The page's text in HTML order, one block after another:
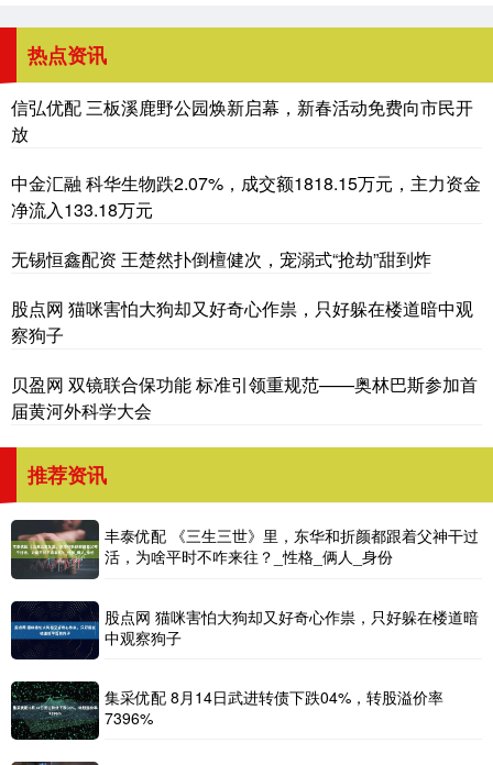
热点资讯
信弘优配 三板溪鹿野公园焕新启幕，新春活动免费向市民开
放
中金汇融 科华生物跌2.07%，成交额1818.15万元，主力资金
净流入133.18万元
无锡恒鑫配资 王楚然扑倒檀健次，宠溺式“抢劫”甜到炸
股点网 猫咪害怕大狗却又好奇心作祟，只好躲在楼道暗中观
察狗子
贝盈网 双镜联合保功能 标准引领重规范——奥林巴斯参加首
届黄河外科学大会
推荐资讯
丰泰优配 《三生三世》里，东华和折颜都跟着父神干过
活，为啥平时不咋来往？_性格_俩人_身份
股点网 猫咪害怕大狗却又好奇心作祟，只好躲在楼道暗
中观察狗子
集采优配 8月14日武进转债下跌04%，转股溢价率
7396%